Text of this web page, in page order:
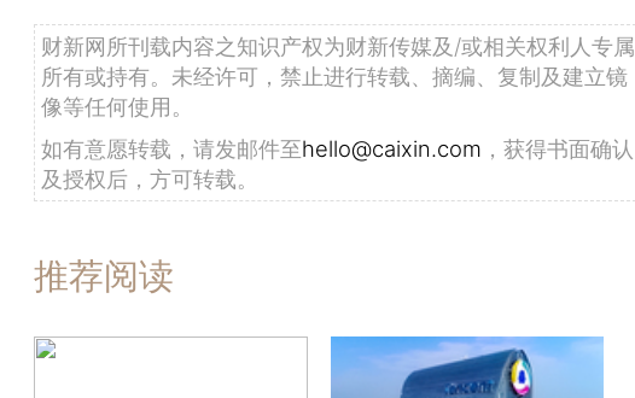
财新网所刊载内容之知识产权为财新传媒及/或相关权利人专属
所有或持有。未经许可，禁止进行转载、摘编、复制及建立镜
像等任何使用。
如有意愿转载，请发邮件至hello@caixin.com ，获得书面确认
及授权后，方可转载。
推荐阅读